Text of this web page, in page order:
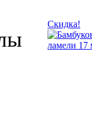
Скидка!